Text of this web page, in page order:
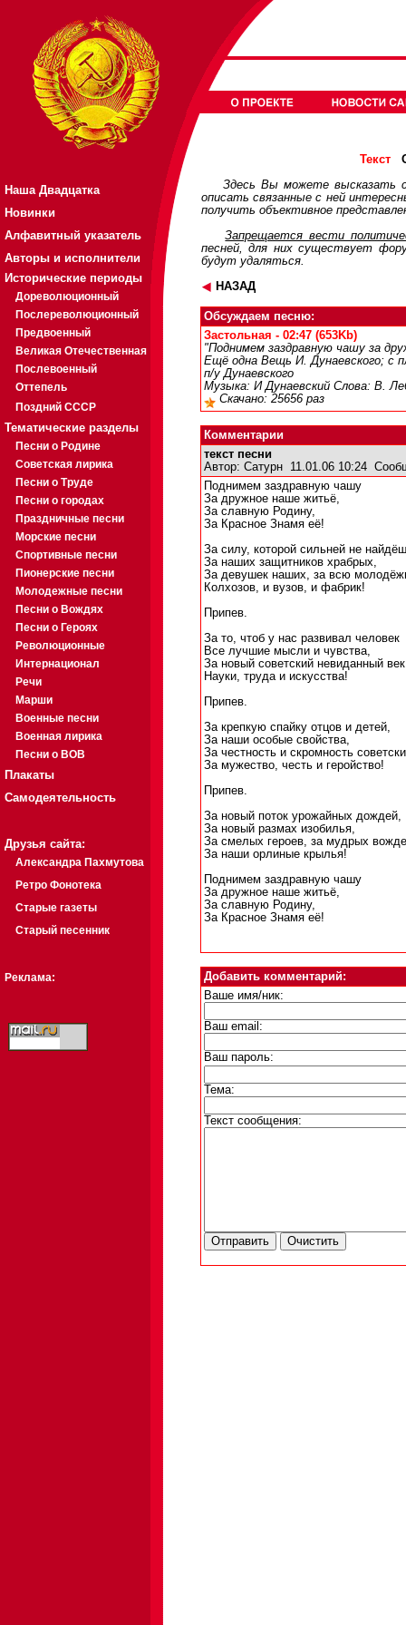
Наша Двадцатка
Новинки
Алфавитный указатель
Авторы и исполнители
Исторические периоды
Дореволюционный
Послереволюционный
Предвоенный
Великая Отечественная
Послевоенный
Оттепель
Поздний СССР
Тематические разделы
Песни о Родине
Советская лирика
Песни о Труде
Песни о городах
Праздничные песни
Морские песни
Спортивные песни
Пионерские песни
Молодежные песни
Песни о Вождях
Песни о Героях
Революционные
Интернационал
Речи
Марши
Военные песни
Военная лирика
Песни о ВОВ
Плакаты
Самодеятельность
Друзья сайта:
Александра Пахмутова
Ретро Фонотека
Старые газеты
Старый песенник
Реклама:
Текст
Здесь Вы можете высказать
описать связанные с ней
получить объективное
Запрещается вести
песней, для них существует
будут удаляться.
НАЗАД
Обсуждаем песню:
Застольная - 02:47 (653Kb)
"Поднимем заздравную чашу за
Ещё одна Вещь И. Дунаевского; с
п/у Дунаевского
Музыка: И Дунаевский Слова: В.
Скачано: 25656 раз
Комментарии
текст песни
Автор: Сатурн 11.01.06 10:24
Поднимем заздравную чашу
За дружное наше житьё,
За славную Родину,
За Красное Знамя её!
За силу, которой сильней не
За наших защитников храбрых,
За девушек наших, за всю
Колхозов, и вузов, и фабрик!
Припев.
За то, чтоб у нас развивал человек
Все лучшие мысли и чувства,
За новый советский невиданный век
Науки, труда и искусства!
Припев.
За крепкую спайку отцов и детей,
За наши особые свойства,
За честность и скромность
За мужество, честь и геройство!
Припев.
За новый поток урожайных дождей,
За новый размах изобилья,
За смелых героев, за мудрых
За наши орлиные крылья!
Поднимем заздравную чашу
За дружное наше житьё,
За славную Родину,
За Красное Знамя её!
Добавить комментарий:
Ваше имя/ник:
Ваш email:
Ваш пароль:
Тема:
Текст сообщения: